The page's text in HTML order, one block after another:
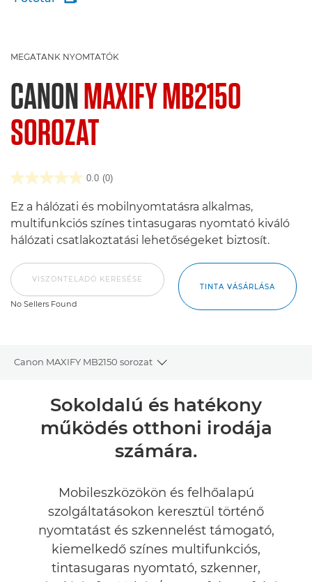
MEGATANK NYOMTATÓK
CANONMAXIFY MB2150
SOROZAT
0.0 (0)
Ez a hálózati és mobilnyomtatásra alkalmas,
multifunkciós színes tintasugaras nyomtató kiváló
hálózati csatlakoztatási lehetőségeket biztosít.
VISZONTELADÓ KERESÉSE
No Sellers Found
TINTA VÁSÁRLÁSA
Canon MAXIFY MB2150 sorozat
Toggle breadcrumbs
Áttekintés
Műszaki adatok
Támogatás
TINTA VÁSÁRLÁSA
Sokoldalú és hatékony
működés otthoni irodája
számára.
Mobileszközökön és felhőalapú
szolgáltatásokon keresztül történő
nyomtatást és szkennelést támogató,
kiemelkedő színes multifunkciós,
tintasugaras nyomtató, szkenner,